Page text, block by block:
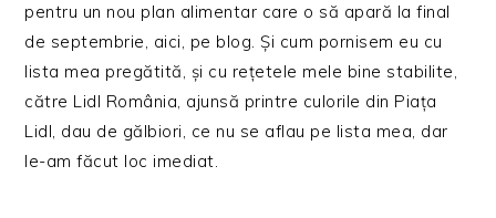
pentru un nou plan alimentar care o să apară la final
de septembrie, aici, pe blog. Și cum pornisem eu cu
lista mea pregătită, și cu rețetele mele bine stabilite,
către Lidl România, ajunsă printre culorile din Piața
Lidl, dau de gălbiori, ce nu se aflau pe lista mea, dar
le-am făcut loc imediat.